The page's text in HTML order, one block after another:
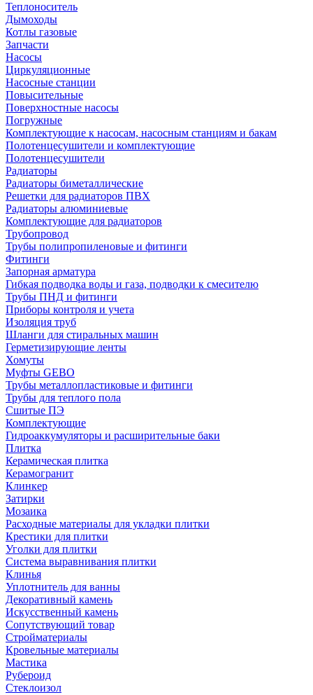
Теплоноситель
Дымоходы
Котлы газовые
Запчасти
Насосы
Циркуляционные
Насосные станции
Повысительные
Поверхностные насосы
Погружные
Комплектующие к насосам, насосным станциям и бакам
Полотенцесушители и комплектующие
Полотенцесушители
Радиаторы
Радиаторы биметаллические
Решетки для радиаторов ПВХ
Радиаторы алюминиевые
Комплектующие для радиаторов
Трубопровод
Трубы полипропиленовые и фитинги
Фитинги
Запорная арматура
Гибкая подводка воды и газа, подводки к смесителю
Трубы ПНД и фитинги
Приборы контроля и учета
Изоляция труб
Шланги для стиральных машин
Герметизирующие ленты
Хомуты
Муфты GEBO
Трубы металлопластиковые и фитинги
Трубы для теплого пола
Сшитые ПЭ
Комплектующие
Гидроаккумуляторы и расширительные баки
Плитка
Керамическая плитка
Керамогранит
Клинкер
Затирки
Мозаика
Расходные материалы для укладки плитки
Крестики для плитки
Уголки для плитки
Система выравнивания плитки
Клинья
Уплотнитель для ванны
Декоративный камень
Искусственный камень
Сопутствующий товар
Стройматериалы
Кровельные материалы
Мастика
Рубероид
Стеклоизол